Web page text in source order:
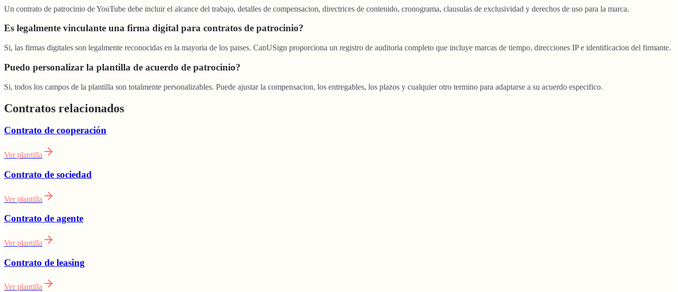
Un contrato de patrocinio de YouTube debe incluir el alcance del trabajo, detalles de compensacion, directrices de contenido, cronograma, clausulas de exclusividad y derechos de uso para la marca.
Es legalmente vinculante una firma digital para contratos de patrocinio?
Si, las firmas digitales son legalmente reconocidas en la mayoria de los paises. CanUSign proporciona un registro de auditoria completo que incluye marcas de tiempo, direcciones IP e identificacion del firmante.
Puedo personalizar la plantilla de acuerdo de patrocinio?
Si, todos los campos de la plantilla son totalmente personalizables. Puede ajustar la compensacion, los entregables, los plazos y cualquier otro termino para adaptarse a su acuerdo especifico.
Contratos relacionados
Contrato de cooperación
Ver plantilla
Contrato de sociedad
Ver plantilla
Contrato de agente
Ver plantilla
Contrato de leasing
Ver plantilla